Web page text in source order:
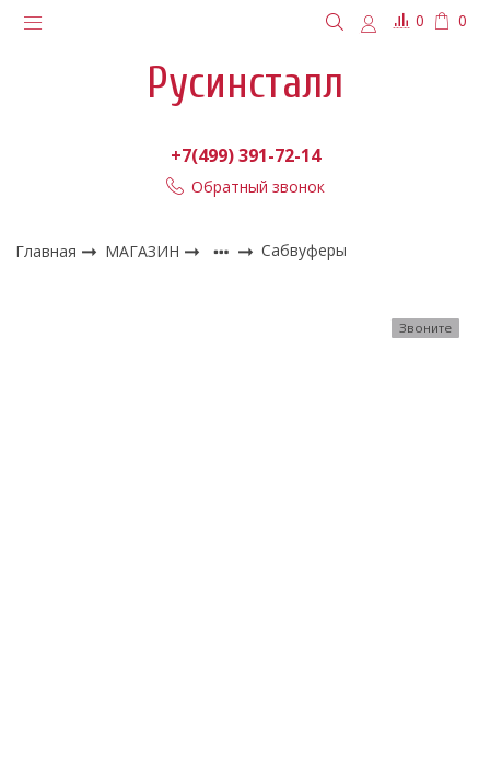
0 0
Русинсталл
+7(499) 391-72-14
Обратный звонок
Главная МАГАЗИН Сабвуферы
Звоните